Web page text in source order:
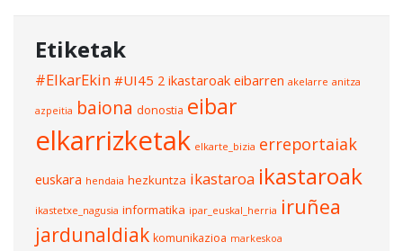
Etiketak
#ElkarEkin #UI45 2 ikastaroak eibarren akelarre anitza
azpeitia baiona donostia eibar
elkarrizketak elkarte_bizia erreportaiak
euskara hendaia hezkuntza ikastaroa ikastaroak
ikastetxe_nagusia informatika ipar_euskal_herria iruñea
jardunaldiak komunikazioa markeskoa